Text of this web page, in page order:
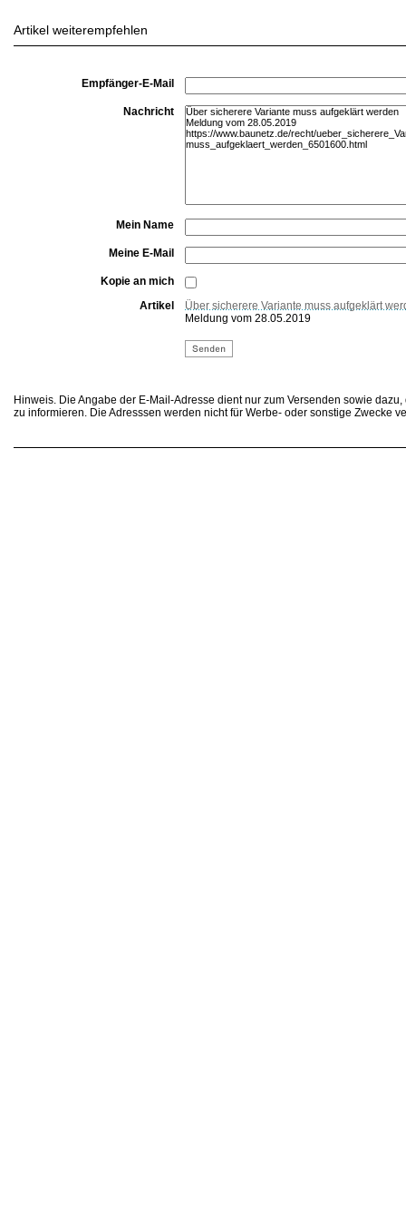
Artikel weiterempfehlen
Empfänger-E-Mail
Nachricht
Mein Name
Meine E-Mail
Kopie an mich
Artikel
Über sicherere Variante muss aufgeklärt
Meldung vom 28.05.2019
Hinweis. Die Angabe der E-Mail-Adresse dient nur zum Versenden sowie
zu informieren. Die Adresssen werden nicht für Werbe- oder sonstige Zwecke